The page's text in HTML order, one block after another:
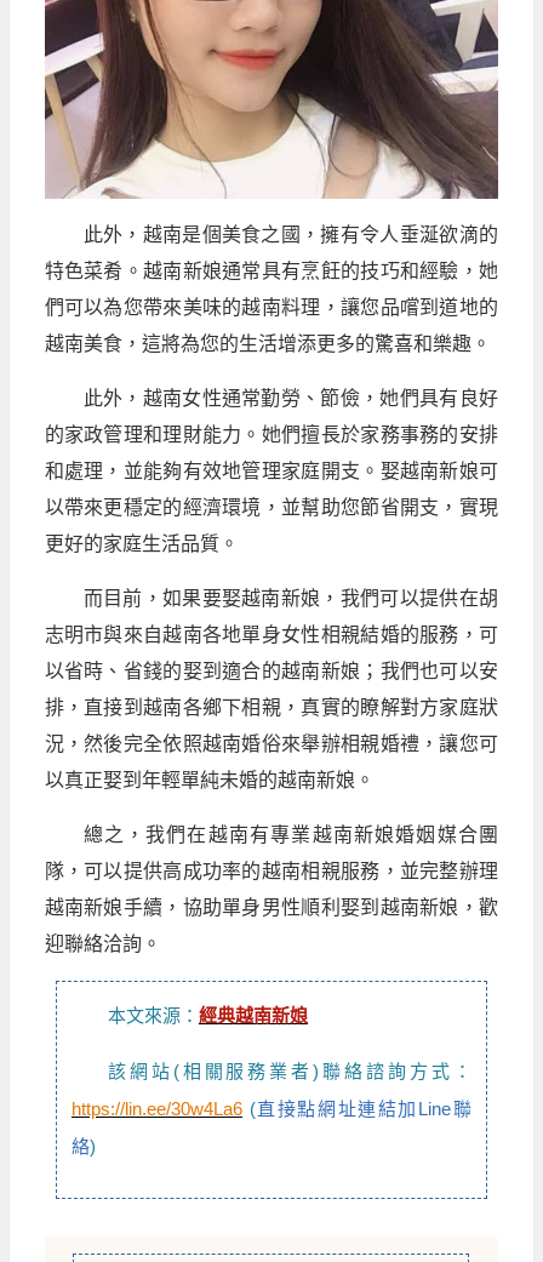
此外，越南是個美食之國，擁有令人垂涎欲滴的
特色菜肴。越南新娘通常具有烹飪的技巧和經驗，她
們可以為您帶來美味的越南料理，讓您品嚐到道地的
越南美食，這將為您的生活增添更多的驚喜和樂趣。
此外，越南女性通常勤勞、節儉，她們具有良好
的家政管理和理財能力。她們擅長於家務事務的安排
和處理，並能夠有效地管理家庭開支。娶越南新娘可
以帶來更穩定的經濟環境，並幫助您節省開支，實現
更好的家庭生活品質。
而目前，如果要娶越南新娘，我們可以提供在胡
志明市與來自越南各地單身女性相親結婚的服務，可
以省時、省錢的娶到適合的越南新娘；我們也可以安
排，直接到越南各鄉下相親，真實的瞭解對方家庭狀
況，然後完全依照越南婚俗來舉辦相親婚禮，讓您可
以真正娶到年輕單純未婚的越南新娘。
總之，我們在越南有專業越南新娘婚姻媒合團
隊，可以提供高成功率的越南相親服務，並完整辦理
越南新娘手續，協助單身男性順利娶到越南新娘，歡
迎聯絡洽詢。
本文來源： 經典越南新娘
該網站(相關服務業者)聯絡諮詢方式：
https://lin.ee/30w4La6(直接點網址連結加Line聯
絡)